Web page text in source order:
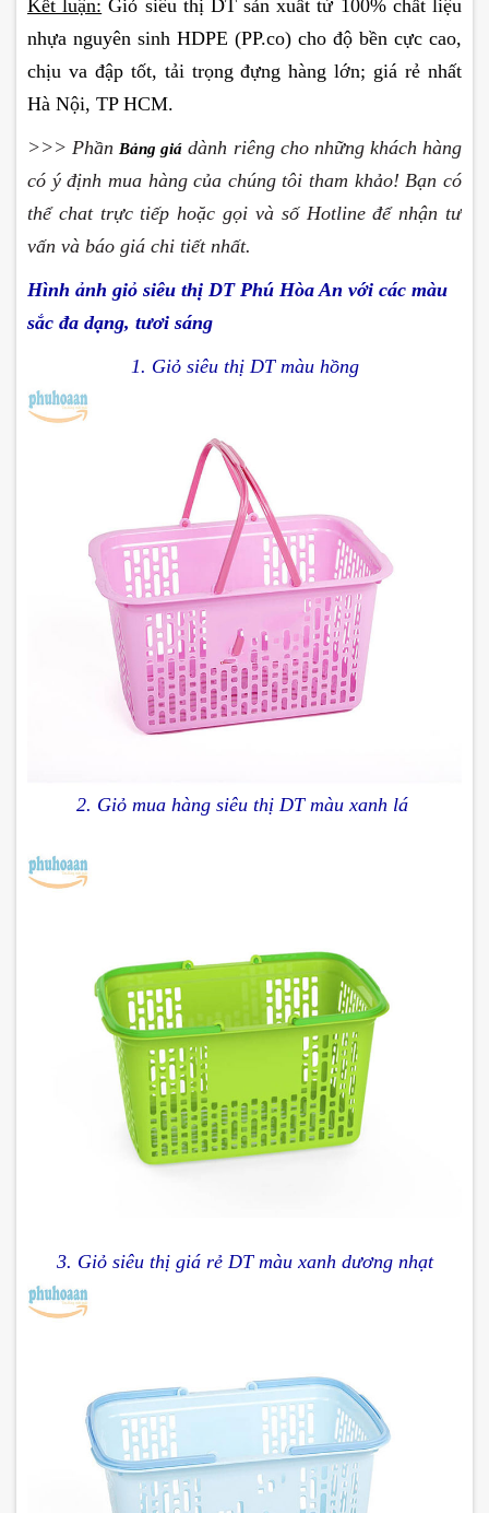
Kết luận: Giỏ siêu thị DT sản xuất từ 100% chất liệu
nhựa nguyên sinh HDPE (PP.co) cho độ bền cực cao,
chịu va đập tốt, tải trọng đựng hàng lớn; giá rẻ nhất
Hà Nội, TP HCM.
>>> PhầnBảng giá dành riêng cho những khách hàng
có ý định mua hàng của chúng tôi tham khảo! Bạn có
thể chat trực tiếp hoặc gọi và số Hotline để nhận tư
vấn và báo giá chi tiết nhất.
Hình ảnh giỏ siêu thị DT Phú Hòa An với các màu
sắc đa dạng, tươi sáng
1. Giỏ siêu thị DT màu hồng
2. Giỏ mua hàng siêu thị DT màu xanh lá
3. Giỏ siêu thị giá rẻ DT màu xanh dương nhạt